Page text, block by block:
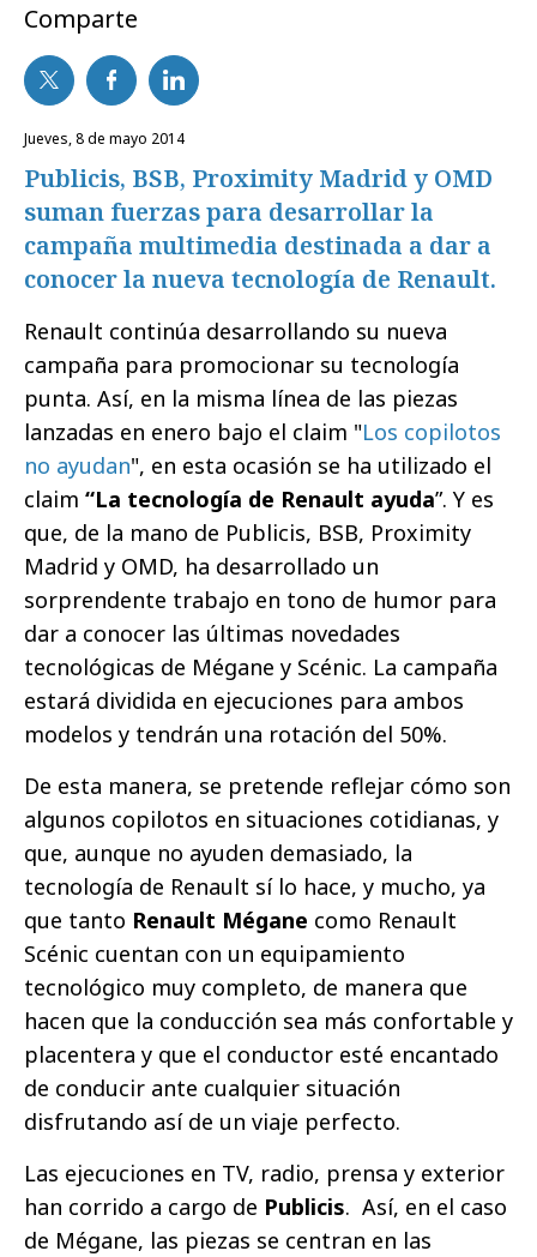
Comparte
jueves, 8 de mayo 2014
Publicis, BSB, Proximity Madrid y OMD
suman fuerzas para desarrollar la
campaña multimedia destinada a dar a
conocer la nueva tecnología de Renault.
Renault continúa desarrollando su nueva
campaña para promocionar su tecnología
punta. Así, en la misma línea de las piezas
lanzadas en enero bajo el claim "Los copilotos
no ayudan", en esta ocasión se ha utilizado el
claim “La tecnología de Renault ayuda”. Y es
que, de la mano de Publicis, BSB, Proximity
Madrid y OMD, ha desarrollado un
sorprendente trabajo en tono de humor para
dar a conocer las últimas novedades
tecnológicas de Mégane y Scénic. La campaña
estará dividida en ejecuciones para ambos
modelos y tendrán una rotación del 50%.
De esta manera, se pretende reflejar cómo son
algunos copilotos en situaciones cotidianas, y
que, aunque no ayuden demasiado, la
tecnología de Renault sí lo hace, y mucho, ya
que tanto Renault Mégane como Renault
Scénic cuentan con un equipamiento
tecnológico muy completo, de manera que
hacen que la conducción sea más confortable y
placentera y que el conductor esté encantado
de conducir ante cualquier situación
disfrutando así de un viaje perfecto.
Las ejecuciones en TV, radio, prensa y exterior
han corrido a cargo de Publicis. Así, en el caso
de Mégane, las piezas se centran en las